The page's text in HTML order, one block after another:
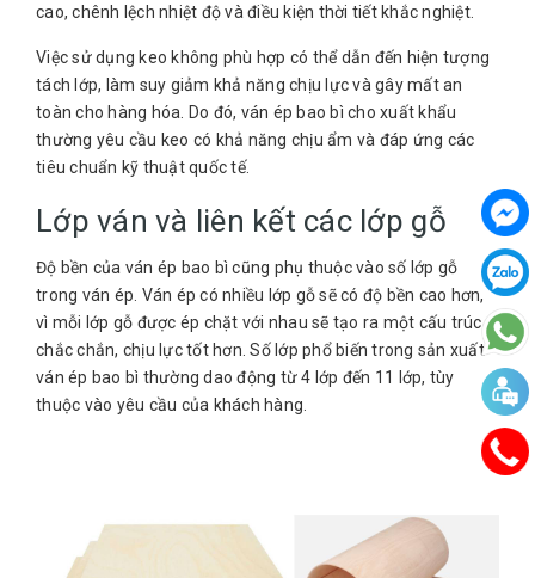
cao, chênh lệch nhiệt độ và điều kiện thời tiết khắc nghiệt.
Việc sử dụng keo không phù hợp có thể dẫn đến hiện tượng
tách lớp, làm suy giảm khả năng chịu lực và gây mất an
toàn cho hàng hóa. Do đó, ván ép bao bì cho xuất khẩu
thường yêu cầu keo có khả năng chịu ẩm và đáp ứng các
tiêu chuẩn kỹ thuật quốc tế.
Lớp ván và liên kết các lớp gỗ
Độ bền của ván ép bao bì cũng phụ thuộc vào số lớp gỗ
trong ván ép. Ván ép có nhiều lớp gỗ sẽ có độ bền cao hơn,
vì mỗi lớp gỗ được ép chặt với nhau sẽ tạo ra một cấu trúc
chắc chắn, chịu lực tốt hơn. Số lớp phổ biến trong sản xuất
ván ép bao bì thường dao động từ 4 lớp đến 11 lớp, tùy
thuộc vào yêu cầu của khách hàng.